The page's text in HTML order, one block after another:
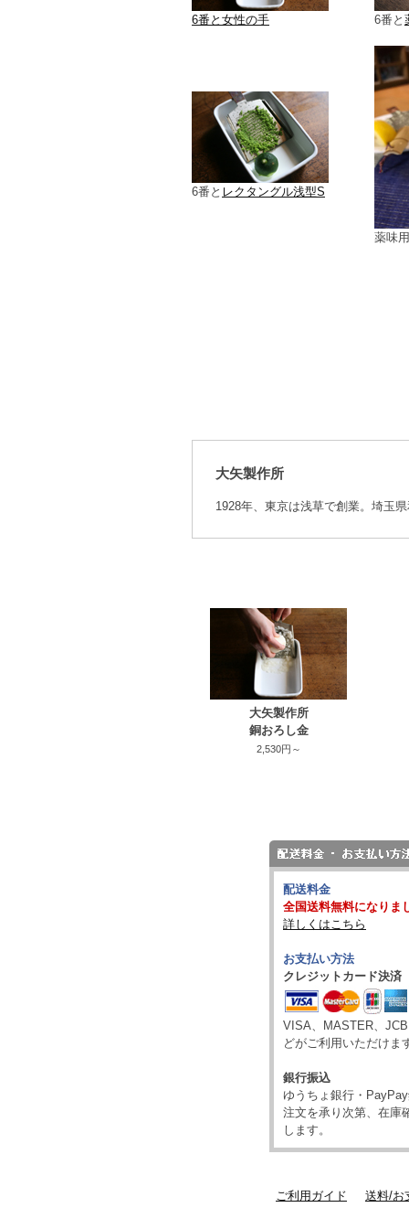
6番と女性の手 6番と
6番と レクタングル浅型S
薬味
大矢製作所
1928年、東京は浅草で創業。埼玉
大矢製作所
銅おろし金
2,530円～
配送料金
全国送料無料になりま
詳しくはこちら
お支払い方法
クレジットカード決済
VISA、MASTER、
どがご利用いただけま
銀行振込
ゆうちょ銀行・
注文を承り次第、在庫
します。
ご利用ガイド 送料/お